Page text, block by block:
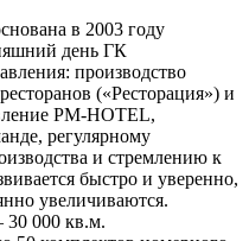
в 2003 году
день ГК
производство
(«Ресторация») и
PM-HOTEL,
регулярному
и стремлению к
быстро и уверенно,
увеличиваются.
000 кв.м.